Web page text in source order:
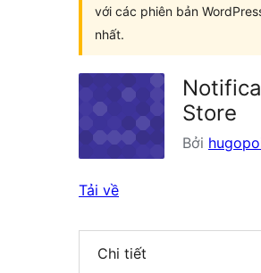
với các phiên bản
nhất.
Store
Bởi
Tải về
Chi tiết